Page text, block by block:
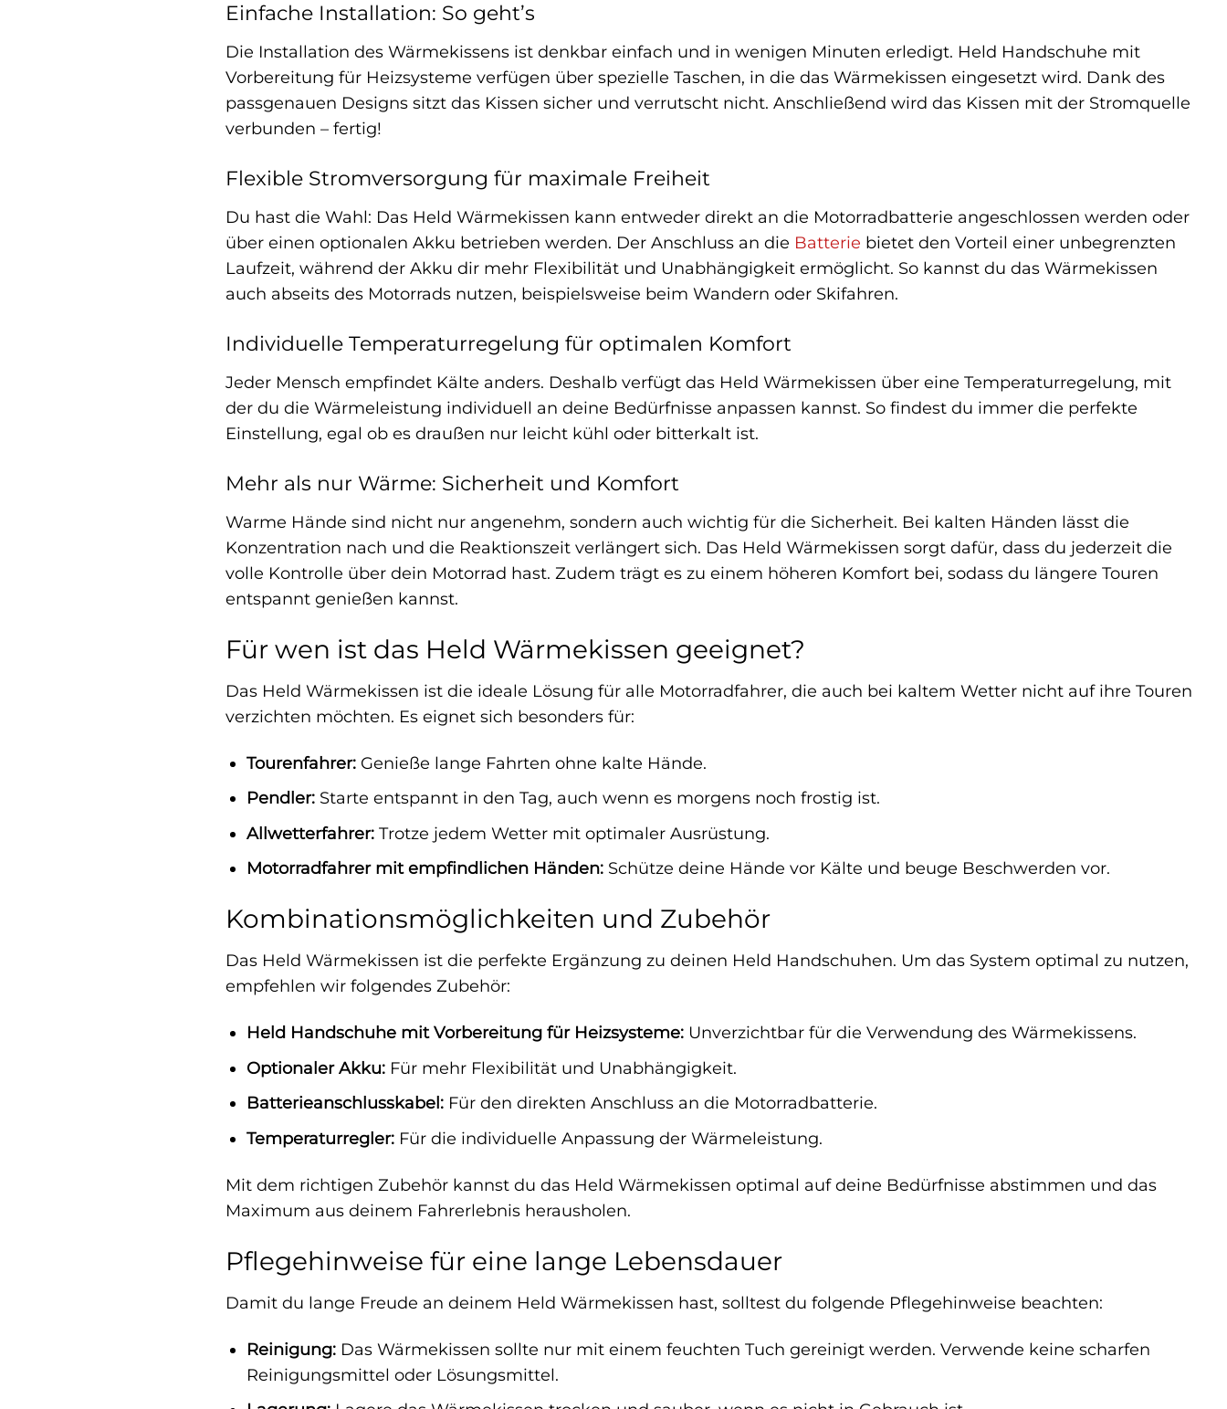
Einfache Installation: So geht’s
Die Installation des Wärmekissens ist denkbar einfach und in wenigen Minuten erledigt. Held Handschuhe mit
Vorbereitung für Heizsysteme verfügen über spezielle Taschen, in die das Wärmekissen eingesetzt wird. Dank des
passgenauen Designs sitzt das Kissen sicher und verrutscht nicht. Anschließend wird das Kissen mit der Stromquelle
verbunden – fertig!
Flexible Stromversorgung für maximale Freiheit
Du hast die Wahl: Das Held Wärmekissen kann entweder direkt an die Motorradbatterie angeschlossen werden oder
über einen optionalen Akku betrieben werden. Der Anschluss an die Batterie bietet den Vorteil einer unbegrenzten
Laufzeit, während der Akku dir mehr Flexibilität und Unabhängigkeit ermöglicht. So kannst du das Wärmekissen
auch abseits des Motorrads nutzen, beispielsweise beim Wandern oder Skifahren.
Individuelle Temperaturregelung für optimalen Komfort
Jeder Mensch empfindet Kälte anders. Deshalb verfügt das Held Wärmekissen über eine Temperaturregelung, mit
der du die Wärmeleistung individuell an deine Bedürfnisse anpassen kannst. So findest du immer die perfekte
Einstellung, egal ob es draußen nur leicht kühl oder bitterkalt ist.
Mehr als nur Wärme: Sicherheit und Komfort
Warme Hände sind nicht nur angenehm, sondern auch wichtig für die Sicherheit. Bei kalten Händen lässt die
Konzentration nach und die Reaktionszeit verlängert sich. Das Held Wärmekissen sorgt dafür, dass du jederzeit die
volle Kontrolle über dein Motorrad hast. Zudem trägt es zu einem höheren Komfort bei, sodass du längere Touren
entspannt genießen kannst.
Für wen ist das Held Wärmekissen geeignet?
Das Held Wärmekissen ist die ideale Lösung für alle Motorradfahrer, die auch bei kaltem Wetter nicht auf ihre Touren
verzichten möchten. Es eignet sich besonders für:
Tourenfahrer:Genieße lange Fahrten ohne kalte Hände.
Pendler:Starte entspannt in den Tag, auch wenn es morgens noch frostig ist.
Allwetterfahrer:Trotze jedem Wetter mit optimaler Ausrüstung.
Motorradfahrer mit empfindlichen Händen:Schütze deine Hände vor Kälte und beuge Beschwerden vor.
Kombinationsmöglichkeiten und Zubehör
Das Held Wärmekissen ist die perfekte Ergänzung zu deinen Held Handschuhen. Um das System optimal zu nutzen,
empfehlen wir folgendes Zubehör:
Held Handschuhe mit Vorbereitung für Heizsysteme:Unverzichtbar für die Verwendung des Wärmekissens.
Optionaler Akku:Für mehr Flexibilität und Unabhängigkeit.
Batterieanschlusskabel:Für den direkten Anschluss an die Motorradbatterie.
Temperaturregler:Für die individuelle Anpassung der Wärmeleistung.
Mit dem richtigen Zubehör kannst du das Held Wärmekissen optimal auf deine Bedürfnisse abstimmen und das
Maximum aus deinem Fahrerlebnis herausholen.
Pflegehinweise für eine lange Lebensdauer
Damit du lange Freude an deinem Held Wärmekissen hast, solltest du folgende Pflegehinweise beachten:
Reinigung:Das Wärmekissen sollte nur mit einem feuchten Tuch gereinigt werden. Verwende keine scharfen
Reinigungsmittel oder Lösungsmittel.